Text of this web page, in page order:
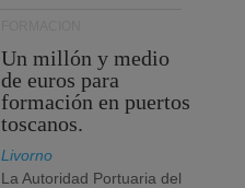
Un millón y medio
de euros para
formación en puertos
toscanos.
Livorno
La Autoridad Portuaria del